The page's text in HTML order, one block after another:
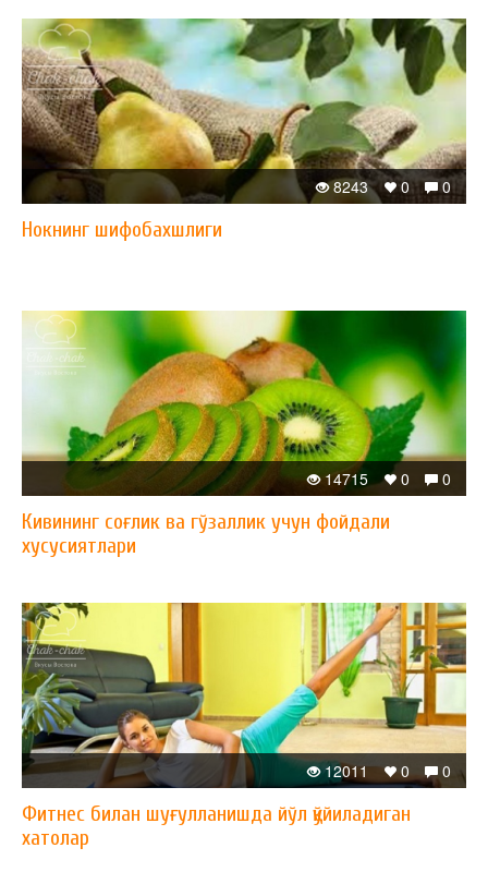
0
0
8243
Нокнинг шифобахшлиги
0
0
14715
Кивининг соғлик ва гўзаллик учун фойдали
хусусиятлари
0
0
12011
Фитнес билан шуғулланишда йўл қўйиладиган
хатолар